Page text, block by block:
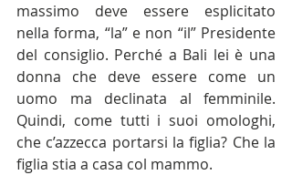
massimo deve essere esplicitato
nella forma, “la” e non “il” Presidente
del consiglio. Perché a Bali lei è una
donna che deve essere come un
uomo ma declinata al femminile.
Quindi, come tutti i suoi omologhi,
che c’azzecca portarsi la figlia? Che la
figlia stia a casa col mammo.